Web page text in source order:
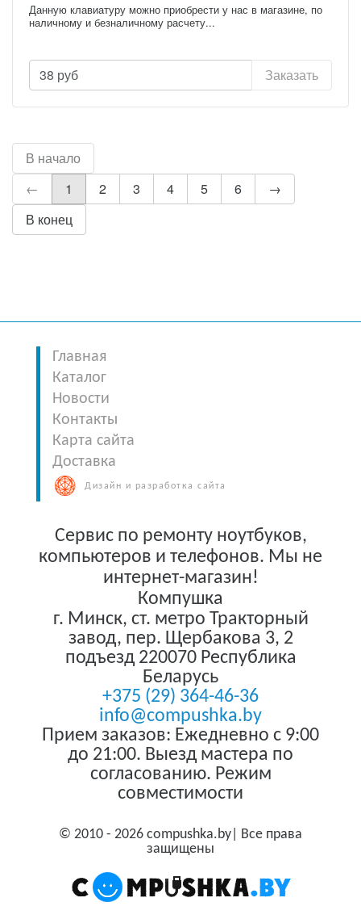
Данную клавиатуру можно приобрести у нас в магазине, по
наличному и безналичному расчету...
38 руб Заказать
В начало
←
1 2 3 4 5 6
→
В конец
Главная
Каталог
Новости
Контакты
Карта сайта
Доставка
Дизайн и разработка сайта
Сервис по ремонту ноутбуков,
компьютеров и телефонов. Мы не
интернет-магазин!
Компушка
г. Минск, ст. метро Тракторный
завод, пер. Щербакова 3, 2
подъезд 220070 Республика
Беларусь
+375 (29) 364-46-36
info@compushka.by
Прием заказов: Ежедневно с 9:00
до 21:00. Выезд мастера по
согласованию. Режим
совместимости
© 2010 - 2026 compushka.by| Все права
защищены